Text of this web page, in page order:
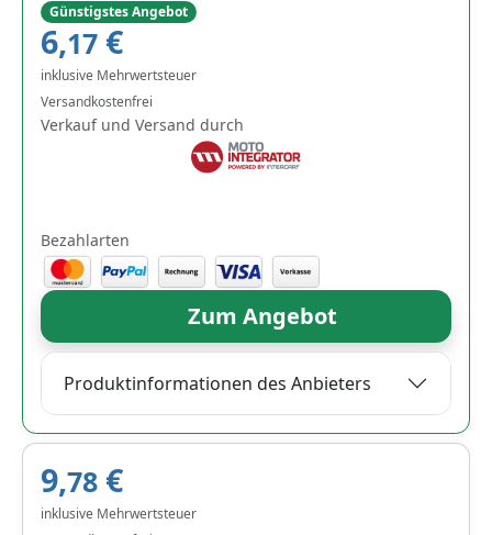
Günstigstes Angebot
6,17 €
inklusive Mehrwertsteuer
Versandkostenfrei
Verkauf und Versand durch
Bezahlarten
Zum Angebot
Produktinformationen des Anbieters
9,78 €
inklusive Mehrwertsteuer